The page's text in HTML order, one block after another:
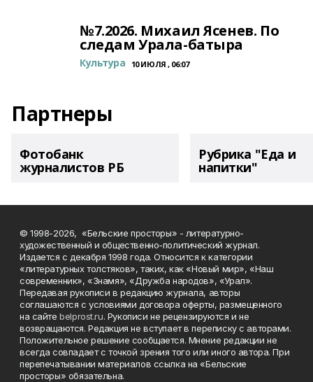
№7.2026. Михаил Ясенев. По
следам Урала-батыра
Культура 10 ИЮЛЯ , 06:07
Партнеры
Фотобанк
журналистов РБ
Рубрика "Еда и
напитки"
© 1998-2026, «Бельские просторы» - литературно-
художественный и общественно-политический журнал.
Издается с декабря 1998 года. Относится к категории
«литературных толстяков», таких, как «Новый мир», «Наш
современник», «Знамя», «Дружба народов», «Урал».
Передавая рукописи в редакцию журнала, авторы
соглашаются с условиями договора оферты, размещенного
на сайтеbelprost.ru. Рукописи не рецензируются и не
возвращаются. Редакция не вступает в переписку с авторами.
Положительное решение сообщается. Мнение редакции не
всегда совпадает с точкой зрения того или иного автора. При
перепечатывании материалов ссылка на «Бельские
просторы» обязательна.